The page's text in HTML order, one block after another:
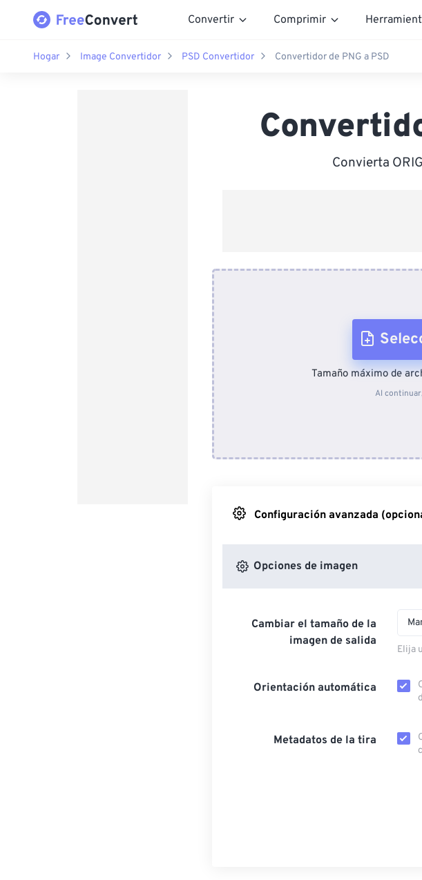
Convertir Comprimir
Hogar Image Convertidor PSD Convertidor Convertidor de PNG a PSD
Convierta
Tamaño máximo de
Al
Configuración avanzada
Opciones de imagen
Cambiar el tamaño de la
imagen de salida
Elija
Orientación automática
Metadatos de la tira